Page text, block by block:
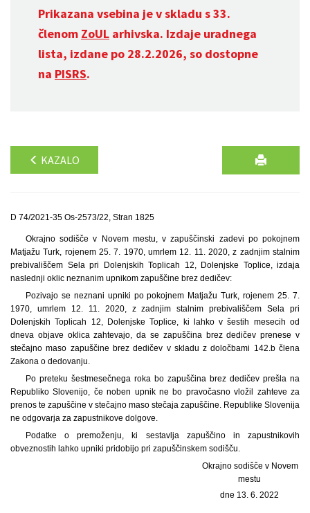
Prikazana vsebina je v skladu s 33.
členom ZoUL arhivska. Izdaje uradnega
lista, izdane po 28.2.2026, so dostopne
na PISRS.
KAZALO
D 74/2021-35 Os-2573/22, Stran 1825
Okrajno sodišče v Novem mestu, v zapuščinski zadevi po pokojnem
Matjažu Turk, rojenem 25. 7. 1970, umrlem 12. 11. 2020, z zadnjim stalnim
prebivališčem Sela pri Dolenjskih Toplicah 12, Dolenjske Toplice, izdaja
naslednji oklic neznanim upnikom zapuščine brez dedičev:
Pozivajo se neznani upniki po pokojnem Matjažu Turk, rojenem 25. 7.
1970, umrlem 12. 11. 2020, z zadnjim stalnim prebivališčem Sela pri
Dolenjskih Toplicah 12, Dolenjske Toplice, ki lahko v šestih mesecih od
dneva objave oklica zahtevajo, da se zapuščina brez dedičev prenese v
stečajno maso zapuščine brez dedičev v skladu z določbami 142.b člena
Zakona o dedovanju.
Po preteku šestmesečnega roka bo zapuščina brez dedičev prešla na
Republiko Slovenijo, če noben upnik ne bo pravočasno vložil zahteve za
prenos te zapuščine v stečajno maso stečaja zapuščine. Republike Slovenija
ne odgovarja za zapustnikove dolgove.
Podatke o premoženju, ki sestavlja zapuščino in zapustnikovih
obveznostih lahko upniki pridobijo pri zapuščinskem sodišču.
Okrajno sodišče v Novem
mestu
dne 13. 6. 2022